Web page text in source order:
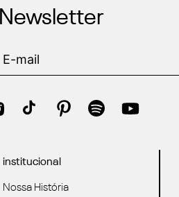
Newsletter
institucional
Nossa História